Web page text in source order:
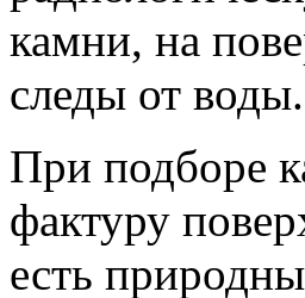
камни, на
следы от воды.
При подборе
фактуру
есть